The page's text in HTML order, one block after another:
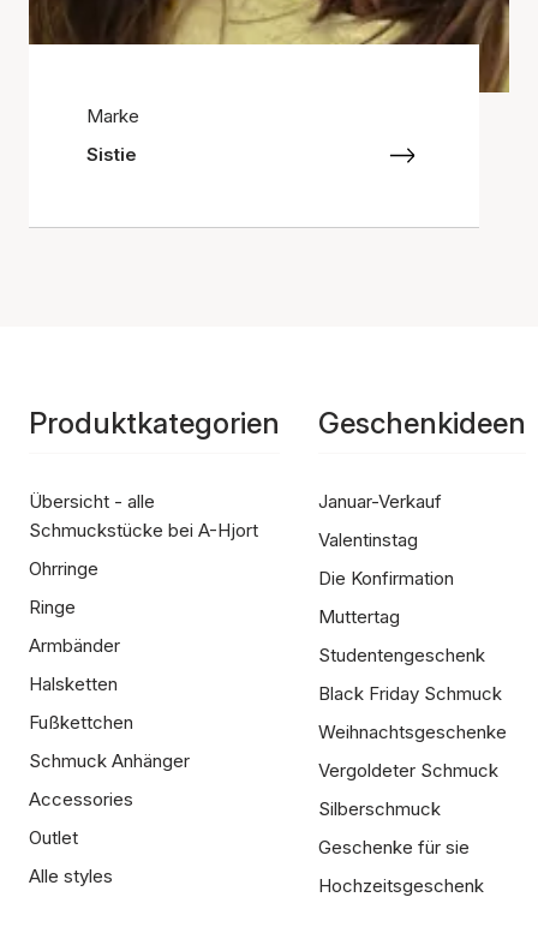
Marke
Sistie
Produktkategorien
Übersicht - alle
Schmuckstücke bei A-Hjort
Ohrringe
Ringe
Armbänder
Halsketten
Fußkettchen
Schmuck Anhänger
Accessories
Outlet
Alle styles
Geschenkideen
Januar-Verkauf
Valentinstag
Die Konfirmation
Muttertag
Studentengeschenk
Black Friday Schmuck
Weihnachtsgeschenke
Vergoldeter Schmuck
Silberschmuck
Geschenke für sie
Hochzeitsgeschenk